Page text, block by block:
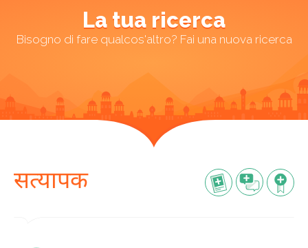
La tua ricerca
Bisogno di fare qualcos'altro? Fai una nuova ricerca
सत्यापक